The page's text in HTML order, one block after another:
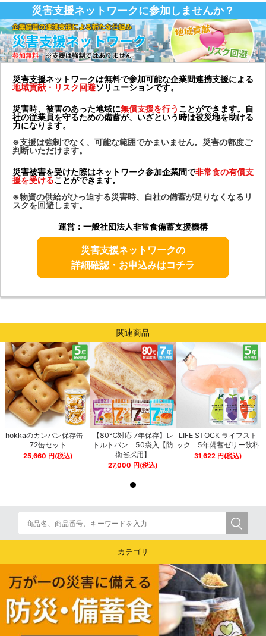
災害支援ネットワークに参加しませんか？
災害支援ネットワークは無料で参加可能な企業間連携支援による
地域貢献・リスク回避ソリューションです。
災害時、被害のあった地域に無償支援を行う ことができます。自
社の従業員を守るための備蓄が、いざという時は被災地を助ける
力になります。
※支援は強制でなく、可能な範囲でかまいません。災害の都度ご
判断いただけます。
災害被害を受けた際はネットワーク参加企業間で非常食の有償支
援を受けることができます。
※物資の供給がひっ迫する災害時、自社の備蓄が足りなくなるリ
スクを回避します。
運営：一般社団法人非常食備蓄支援機構
災害支援ネットワークの
詳細確認・お申込みはコチラ
関連商品
hokkaのカンパン保存缶
72缶セット
25,660 円(税込)
【80℃対応 7年保存】レ
トルトパン 50袋入【防
衛省採用】
27,000 円(税込)
LIFE STOCK ライフスト
ック 5年備蓄ゼリー飲料
31,622 円(税込)
カテゴリ